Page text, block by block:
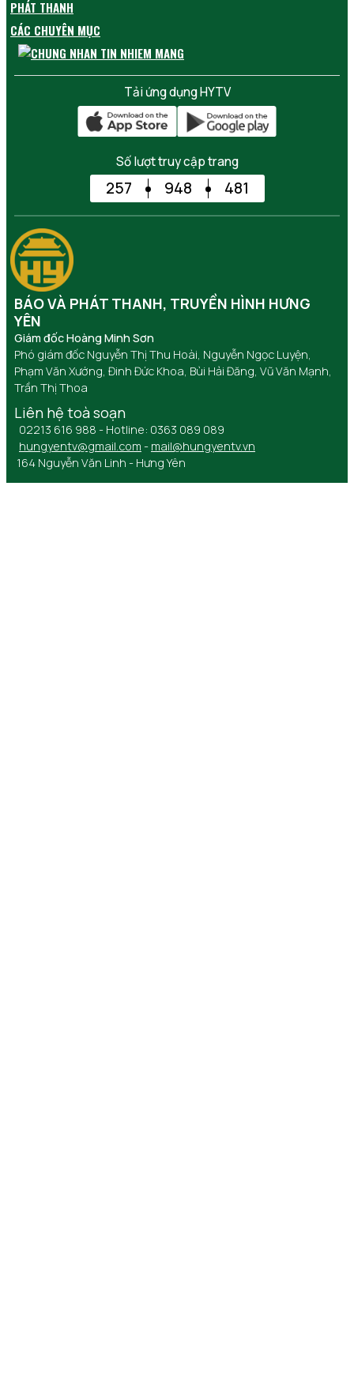
PHÁT THANH
CÁC CHUYÊN MỤC
Tải ứng dụng HYTV
Số lượt truy cập trang
257 948 481
BÁO VÀ PHÁT THANH, TRUYỀN HÌNH HƯNG
YÊN
Giám đốc Hoàng Minh Sơn
Phó giám đốc Nguyễn Thị Thu Hoài, Nguyễn Ngọc Luyện,
Phạm Văn Xướng, Đinh Đức Khoa, Bùi Hải Đăng, Vũ Văn Mạnh,
Trần Thị Thoa
Liên hệ toà soạn
02213 616 988 - Hotline: 0363 089 089
hungyentv@gmail.com - mail@hungyentv.vn
164 Nguyễn Văn Linh - Hưng Yên